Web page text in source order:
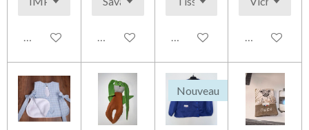
Voir les détails Voir les détails Voir les détails Voir les
Nouveau